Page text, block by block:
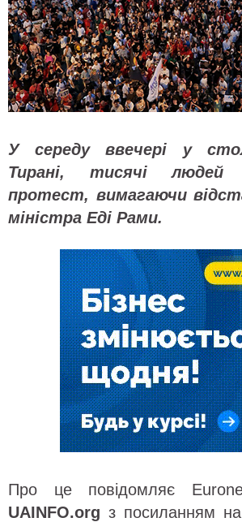
У середу ввечері у
Тирані, тисячі
протест, вимагаючи
міністра Еді Рами.
Про це повідомляє
UAINFO.org з посиланням